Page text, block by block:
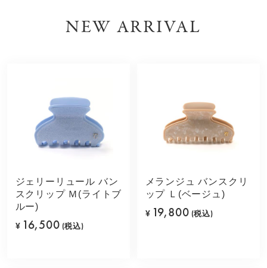
NEW ARRIVAL
ジェリーリュール バン
スクリップ Ｍ(ライトブ
ルー)
¥ 16,500 (税込)
メランジュ バンスクリ
ップ Ｌ(ベージュ)
¥ 19,800 (税込)